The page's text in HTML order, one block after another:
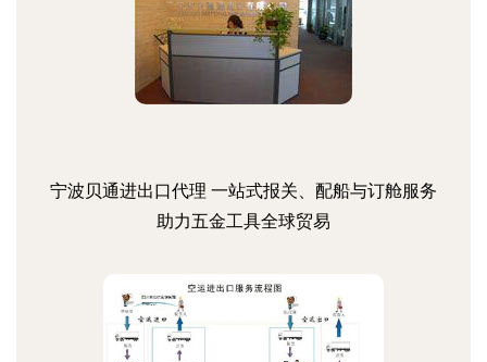
宁波贝通进出口代理 一站式报关、配船与订舱服务
助力五金工具全球贸易